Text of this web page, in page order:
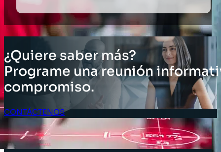
¿Quiere saber más?
Programe una reunión
compromiso.
CONTÁCTENOS
Acceso Clientes